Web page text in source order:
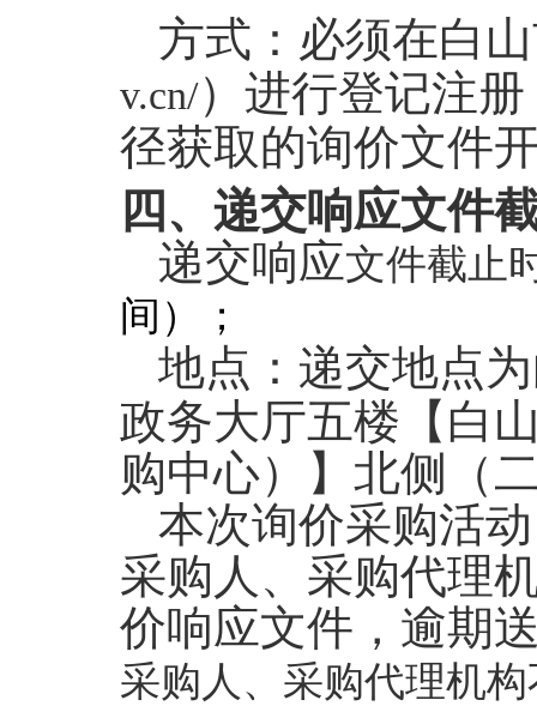
方式： 必须在白
v.cn/）进行登记注
径获取的询价文件
四、递交响应文件
递交响应文件截止
间）；
地点： 递交地点
政务大厅五楼【白
购中心）】北侧（
本次询价采购活
采购人、采购代理
价响应文件，逾期
采购人、采购代理机